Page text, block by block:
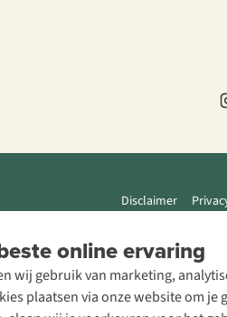
online ervaring
wij gebruik van marketing,
plaatsen via onze website om
Disclaimer